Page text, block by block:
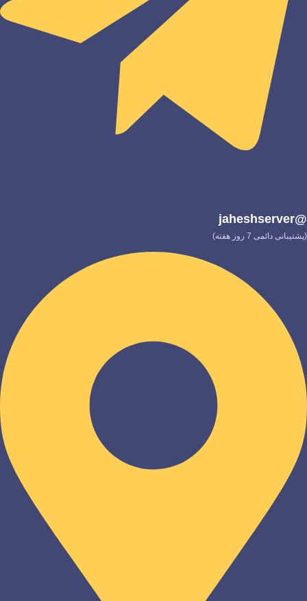
@jaheshserver
(پشتیبانی دائمی 7 روز هفته)